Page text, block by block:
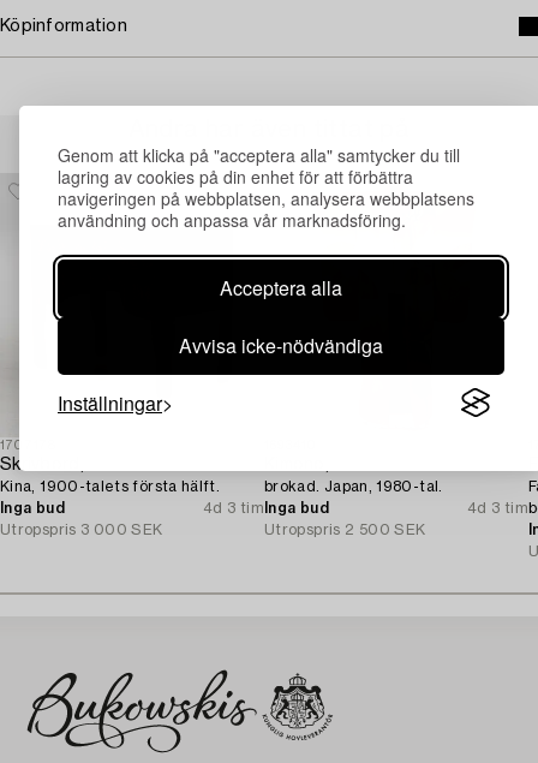
Genom att klicka på "acceptera alla" samtycker du till
lagring av cookies på din enhet för att förbättra
navigeringen på webbplatsen, analysera webbplatsens
användning och anpassa vår marknadsföring.
Acceptera alla
Avvisa icke-nödvändiga
Inställningar
Köpinformation
1707178
Skrivbord,
Kina, 1900-talets första hälft.
Inga bud
4d 3 tim
Utropspris 3 000 SEK
brokad. Japan, 1980-tal.
Inga bud
4d 3 tim
Utropspris 2 500 SEK